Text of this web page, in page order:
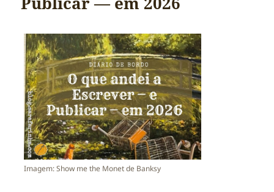
Imagem: Show me the Monet de Banksy